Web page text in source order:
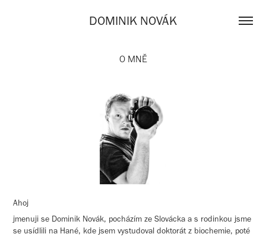
DOMINIK NOVÁK
O MNĚ
Ahoj
jmenuji se Dominik Novák, pocházím ze Slovácka a s rodinkou jsme
se usídlili na Hané, kde jsem vystudoval doktorát z biochemie, poté